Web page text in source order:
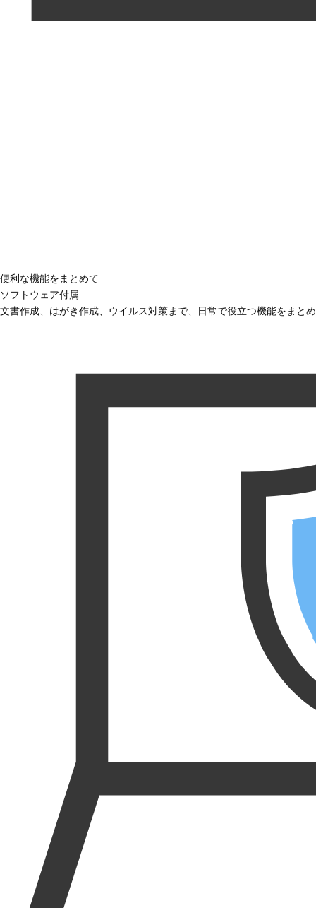
便利な機能をまとめて
ソフトウェア付属
文書作成、はがき作成、ウイルス対策まで、日常で役立つ機能をまと